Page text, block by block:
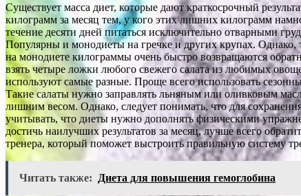
Существует масса диет, которые дают краткосрочный
килограмм за месяц тем, у кого этих лишних килограмм
течение десяти дней питаться исключительно отварными
Популярны и монодиеты на гречке и других крупах.
на монодиете килограммы очень быстро возвращаются
взять четыре ложки любого свежего салата из любимых
используют самые разные. Проще всего использовать
Такие салаты нужно заправлять льняным или оливковым
лишним весом. Однако, следует понимать, что для
учитывать, что диеты нужно дополнять физическими
достичь наилучших результатов за месяц, лучше всего
тренера, который поможет выстроить правильную систему
Читать также: Диета для повышения гемоглобина